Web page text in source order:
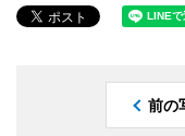
前の